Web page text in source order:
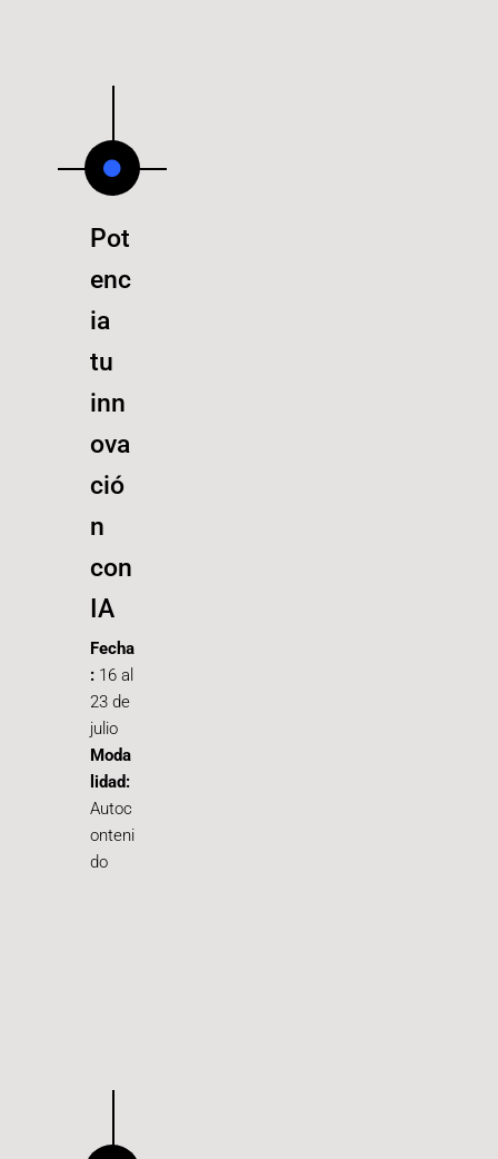
Pot
enc
ia
tu
inn
ova
ció
n
con
IA
Fecha
: 16 al
23 de
julio
Moda
lidad:
Autoc
onteni
do